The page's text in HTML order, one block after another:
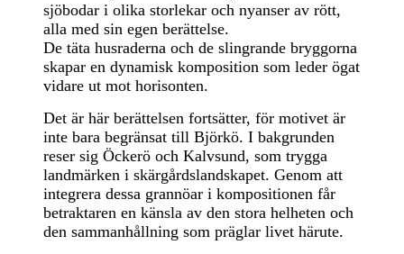
sjöbodar i olika storlekar och nyanser av rött,
alla med sin egen berättelse.
De täta husraderna och de slingrande bryggorna
skapar en dynamisk komposition som leder ögat
vidare ut mot horisonten.
Det är här berättelsen fortsätter, för motivet är
inte bara begränsat till Björkö. I bakgrunden
reser sig Öckerö och Kalvsund, som trygga
landmärken i skärgårdslandskapet. Genom att
integrera dessa grannöar i kompositionen får
betraktaren en känsla av den stora helheten och
den sammanhållning som präglar livet härute.